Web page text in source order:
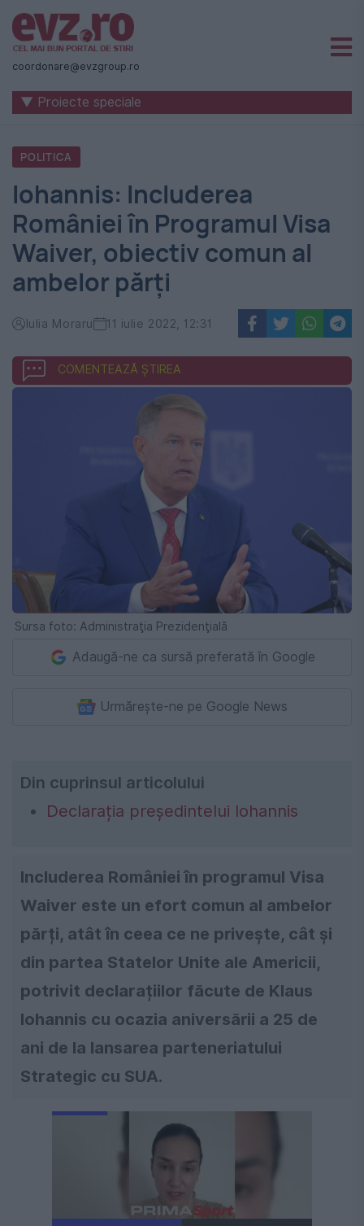
Știri
naționale
internaționale
România
Evenimentul
Zilei
coordonare@evzgroup.ro
▼ Proiecte speciale
POLITICA
Iohannis: Includerea
României în Programul Visa
Waiver, obiectiv comun al
ambelor părți
Iulia Moraru 11 iulie 2022, 12:31
COMENTEAZĂ ȘTIREA
Sursa foto: Administraţia Prezidenţială
Adaugă-ne ca sursă preferată în Google
Urmărește-ne pe Google News
Din cuprinsul articolului
Declarația președintelui Iohannis
Includerea României în programul Visa
Waiver este un efort comun al ambelor
părți, atât în ceea ce ne privește, cât și
din partea Statelor Unite ale Americii,
potrivit declarațiilor făcute de Klaus
Iohannis cu ocazia aniversării a 25 de
ani de la lansarea parteneriatului
Strategic cu SUA.